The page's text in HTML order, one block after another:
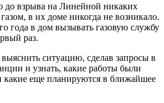
до взрыва на Линейной никаких
в их доме никогда не возникало.
года в дом вызывать газовую службу
раз.
ситуацию, сделав запросы в
и узнать, какие работы были
какие еще планируются в ближайшее